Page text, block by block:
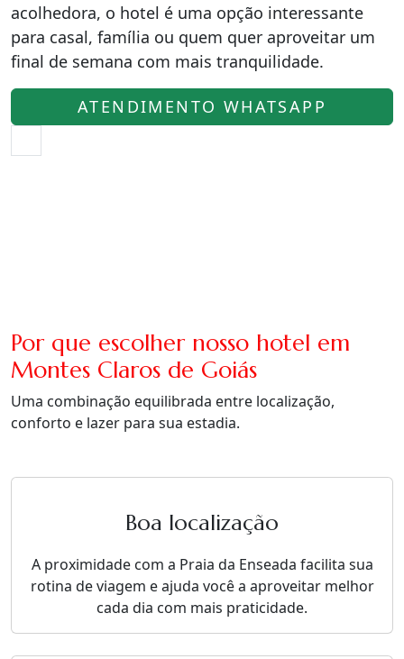
acolhedora, o hotel é uma opção interessante
para casal, família ou quem quer aproveitar um
final de semana com mais tranquilidade.
ATENDIMENTO WHATSAPP
Por que escolher nosso hotel em
Montes Claros de Goiás
Uma combinação equilibrada entre localização,
conforto e lazer para sua estadia.
Boa localização
A proximidade com a Praia da Enseada facilita sua
rotina de viagem e ajuda você a aproveitar melhor
cada dia com mais praticidade.